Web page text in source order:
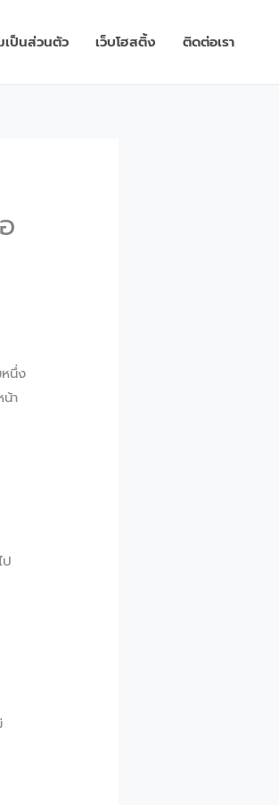
เป็นส่วนตัว เว็บโฮสติ้ง ติดต่อเรา
นึ่ง
า
ป